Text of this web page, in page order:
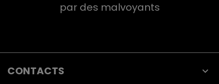
par des malvoyants
CONTACTS 